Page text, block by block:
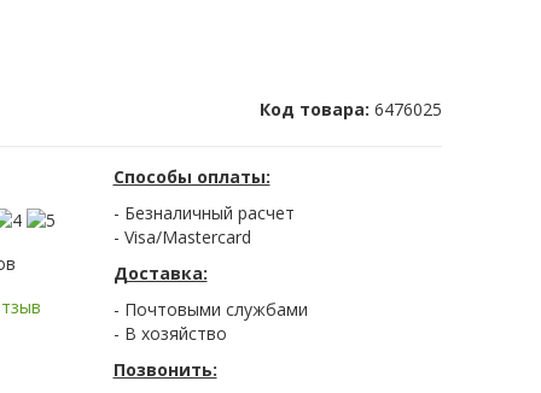
Код товара: 6476025
Способы оплаты:
- Безналичный расчет
- Visa/Mastercard
Доставка:
- Почтовыми службами
- В хозяйство
Позвонить: